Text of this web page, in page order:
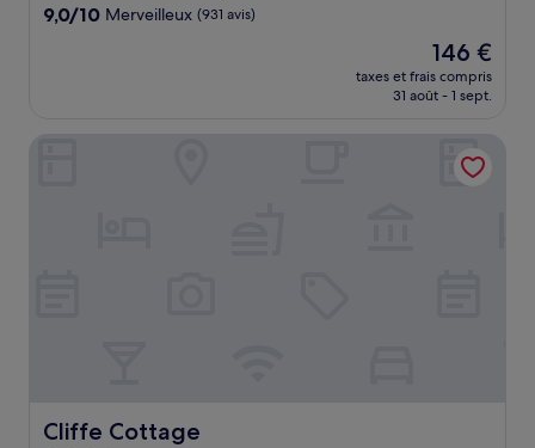
9.0
9,0/10 Merveilleux (931 avis)
Le
nouveau
prix
de
146 €
146 €
taxes et frais compris
31 août - 1 sept.
Cliffe Cottage
Cliffe Cottage